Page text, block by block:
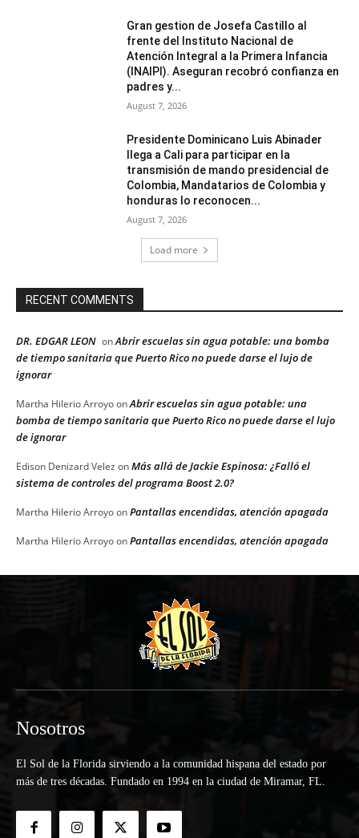
Gran gestion de Josefa Castillo al
frente del Instituto Nacional de
Atención Integral a la Primera Infancia
(INAIPI). Aseguran recobró confianza en
padres y...
August 7, 2026
Presidente Dominicano Luis Abinader
llega a Cali para participar en la
transmisión de mando presidencial de
Colombia, Mandatarios de Colombia y
honduras lo reconocen...
August 7, 2026
Load more
RECENT COMMENTS
DR. EDGAR LEON onAbrir escuelas sin agua potable: una bomba
de tiempo sanitaria que Puerto Rico no puede darse el lujo de
ignorar
Martha Hilerio ArroyoonAbrir escuelas sin agua potable: una
bomba de tiempo sanitaria que Puerto Rico no puede darse el lujo
de ignorar
Edison Denizard Velez onMás allá de Jackie Espinosa: ¿Falló el
sistema de controles del programa Boost 2.0?
Martha Hilerio ArroyoonPantallas encendidas, atención apagada
Martha Hilerio ArroyoonPantallas encendidas, atención apagada
Nosotros
El Sol de la Florida sirviendo a la comunidad hispana del estado por
más de tres décadas. Fundado en 1994 en la ciudad de Miramar, FL.